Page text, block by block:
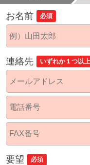
お名前 必須
連絡先 いずれか１つ以
要望 必須